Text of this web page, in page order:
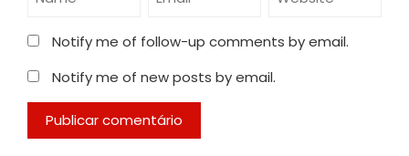
Notify me of follow-up comments by email.
Notify me of new posts by email.